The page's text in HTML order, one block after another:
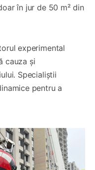
în jur de 50 m² din
experimental
cauza și
Specialiștii
pentru a